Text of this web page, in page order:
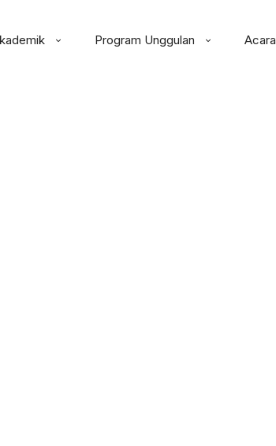
Program Unggulan Acara